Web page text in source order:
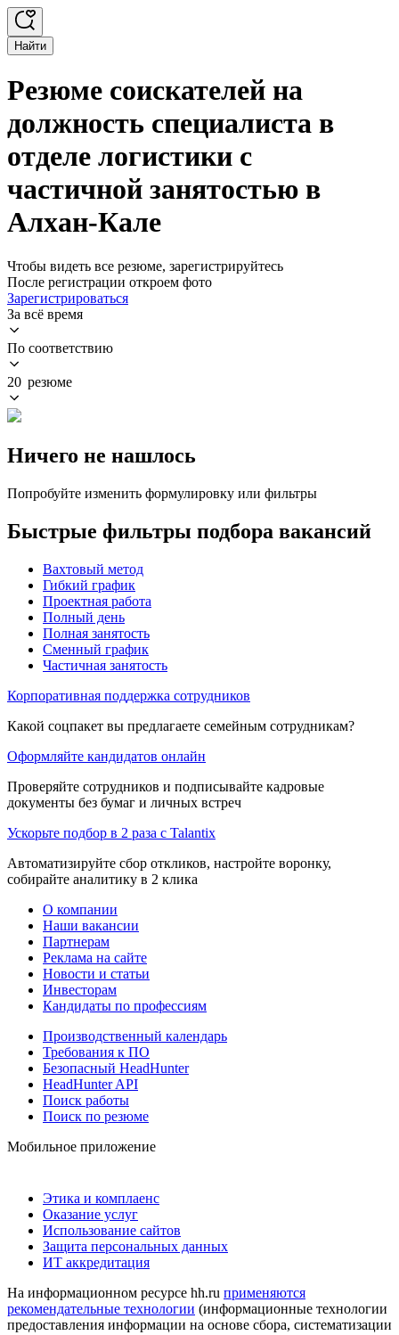
Найти
Резюме соискателей на
должность специалиста в
отделе логистики с
частичной занятостью в
Алхан-Кале
Чтобы видеть все резюме, зарегистрируйтесь
После регистрации откроем фото
Зарегистрироваться
За всё время
По соответствию
20 резюме
Ничего не нашлось
Попробуйте изменить формулировку или фильтры
Быстрые фильтры подбора вакансий
Вахтовый метод
Гибкий график
Проектная работа
Полный день
Полная занятость
Сменный график
Частичная занятость
Корпоративная поддержка сотрудников
Какой соцпакет вы предлагаете семейным сотрудникам?
Оформляйте кандидатов онлайн
Проверяйте сотрудников и подписывайте кадровые
документы без бумаг и личных встреч
Ускорьте подбор в 2 раза с Talantix
Автоматизируйте сбор откликов, настройте воронку,
собирайте аналитику в 2 клика
О компании
Наши вакансии
Партнерам
Реклама на сайте
Новости и статьи
Инвесторам
Кандидаты по профессиям
Производственный календарь
Требования к ПО
Безопасный HeadHunter
HeadHunter API
Поиск работы
Поиск по резюме
Мобильное приложение
Этика и комплаенс
Оказание услуг
Использование сайтов
Защита персональных данных
ИТ аккредитация
На информационном ресурсе hh.ru применяются
рекомендательные технологии (информационные технологии
предоставления информации на основе сбора, систематизации